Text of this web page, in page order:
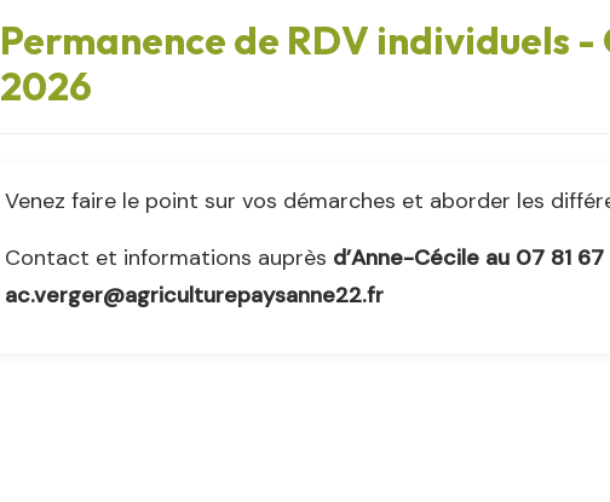
Permanence de RDV individuels -
2026
Venez faire le point sur vos démarches et aborder les
Contact et informations auprès d’Anne-Cécile au 07 81
ac.verger@agriculturepaysanne22.fr